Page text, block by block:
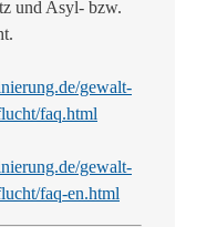
und Asyl- bzw.
gewalt-
faq.html
gewalt-
faq-en.html